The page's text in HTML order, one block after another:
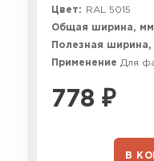
Цвет:
RAL 5015
Общая ширина,
Полезная ширина,
Применение Для
778 ₽
В